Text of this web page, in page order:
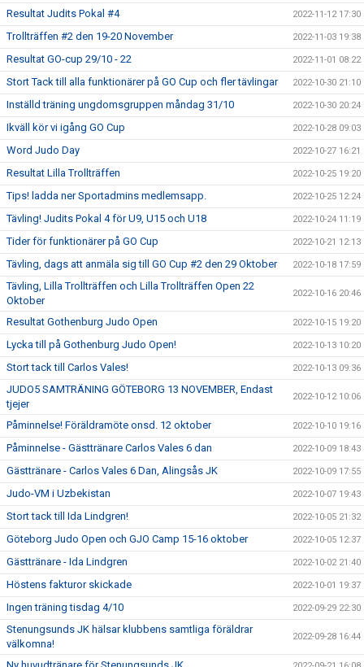
Resultat Judits Pokal #4 2022-11-12 17:30
Trollträffen #2 den 19-20 November 2022-11-03 19:38
Resultat GO-cup 29/10 - 22 2022-11-01 08:22
Stort Tack till alla funktionärer på GO Cup och fler tävlingar 2022-10-30 21:10
Inställd träning ungdomsgruppen måndag 31/10 2022-10-30 20:24
Ikväll kör vi igång GO Cup 2022-10-28 09:03
Word Judo Day 2022-10-27 16:21
Resultat Lilla Trollträffen 2022-10-25 19:20
Tips! ladda ner Sportadmins medlemsapp. 2022-10-25 12:24
Tävling! Judits Pokal 4 för U9, U15 och U18 2022-10-24 11:19
Tider för funktionärer på GO Cup 2022-10-21 12:13
Tävling, dags att anmäla sig till GO Cup #2 den 29 Oktober 2022-10-18 17:59
Tävling, Lilla Trollträffen och Lilla Trollträffen Open 22
Oktober
2022-10-16 20:46
Resultat Gothenburg Judo Open 2022-10-15 19:20
Lycka till på Gothenburg Judo Open! 2022-10-13 10:20
Stort tack till Carlos Vales! 2022-10-13 09:36
JUDO5 SAMTRÄNING GÖTEBORG 13 NOVEMBER, Endast
tjejer
2022-10-12 10:06
Påminnelse! Föräldramöte onsd. 12 oktober 2022-10-10 19:16
Påminnelse - Gästtränare Carlos Vales 6 dan 2022-10-09 18:43
Gästtränare - Carlos Vales 6 Dan, Alingsås JK 2022-10-09 17:55
Judo-VM i Uzbekistan 2022-10-07 19:43
Stort tack till Ida Lindgren! 2022-10-05 21:32
Göteborg Judo Open och GJO Camp 15-16 oktober 2022-10-05 12:37
Gästtränare - Ida Lindgren 2022-10-02 21:40
Höstens fakturor skickade 2022-10-01 19:37
Ingen träning tisdag 4/10 2022-09-29 22:30
Stenungsunds JK hälsar klubbens samtliga föräldrar
välkomna!
2022-09-28 16:44